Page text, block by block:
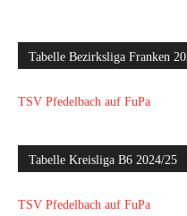
Tabelle Bezirksliga Franken
TSV Pfedelbach auf FuPa
Tabelle Kreisliga B6 2024/25
TSV Pfedelbach auf FuPa